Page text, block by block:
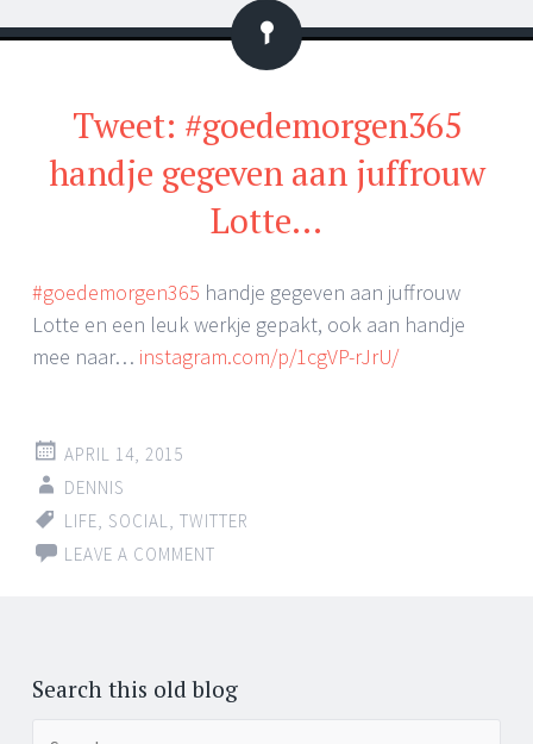
Status
Tweet: #goedemorgen365
handje gegeven aan juffrouw
Lotte…
#goedemorgen365 handje gegeven aan juffrouw
Lotte en een leuk werkje gepakt, ook aan handje
mee naar… instagram.com/p/1cgVP-rJrU/
APRIL 14, 2015
DENNIS
LIFE SOCIAL
TWITTER
LEAVE A COMMENT
Posts
navigation
Search this old blog